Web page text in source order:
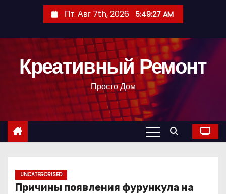
с
Пт. Авг 7th, 2026 5:49:29 AM
Креативный Ремонт
Просто Дом
UNCATEGORISED
Причины появления фурункула на